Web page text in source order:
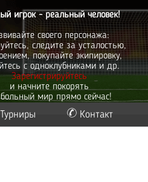
игрок - реальный человек!
своего персонажа:
следите за усталостью,
покупайте экипировку,
с одноклубниками и др.
Зарегистрируйтесь
и начните покорять
мир прямо сейчас!
Турниры Контакт